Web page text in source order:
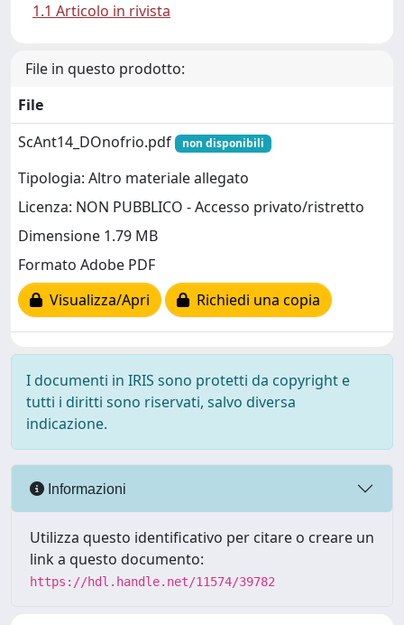
1.1 Articolo in rivista
File in questo prodotto:
File
ScAnt14_DOnofrio.pdf
non disponibili
Tipologia: Altro materiale allegato
Licenza: NON PUBBLICO - Accesso privato/ristretto
Dimensione 1.79 MB
Formato Adobe PDF
Visualizza/Apri
Richiedi una copia
I documenti in IRIS sono protetti da copyright e
tutti i diritti sono riservati, salvo diversa
indicazione.
Informazioni
Utilizza questo identificativo per citare o creare un
link a questo documento:
https://hdl.handle.net/11574/39782